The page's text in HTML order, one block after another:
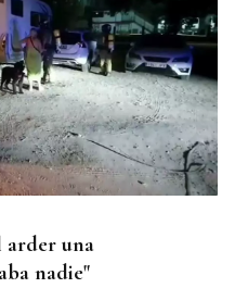
arder una
nadie"